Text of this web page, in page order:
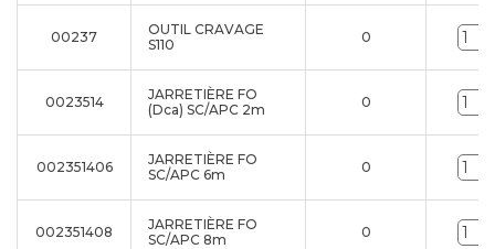
00237
OUTIL CRAVAGE
S110
0
0023514
JARRETIÈRE FO
(Dca) SC/APC 2m
0
002351406
JARRETIÈRE FO
SC/APC 6m
0
002351408
JARRETIÈRE FO
SC/APC 8m
0